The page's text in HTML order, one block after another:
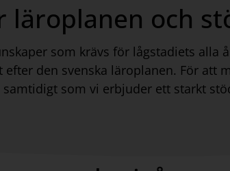
läroplanen och
som krävs för lågstadiets
den svenska läroplanen. För
samtidigt som vi erbjuder ett starkt